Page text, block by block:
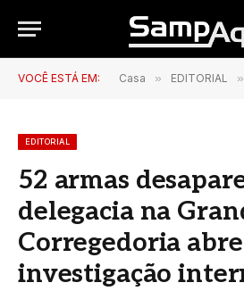
VOCÊ ESTÁ EM: Casa » EDITORIAL »
EDITORIAL
52 armas
delegacia na
Corregedoria abre
investigação